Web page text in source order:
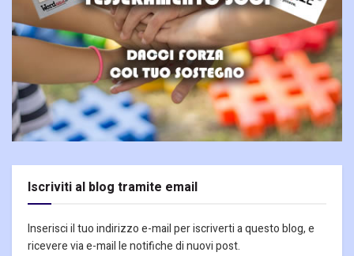
Iscriviti al blog tramite email
Inserisci il tuo indirizzo e-mail per iscriverti a questo blog, e
ricevere via e-mail le notifiche di nuovi post.